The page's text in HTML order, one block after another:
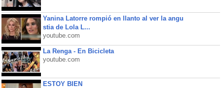
Yanina Latorre rompió en llanto al ver la angu
stia de Lola L...
youtube.com
La Renga - En Bicicleta
youtube.com
ESTOY BIEN